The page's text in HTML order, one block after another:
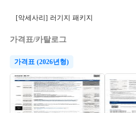
[악세사리] 러기지 패키지
가격표/카탈로그
가격표 (2026년형)